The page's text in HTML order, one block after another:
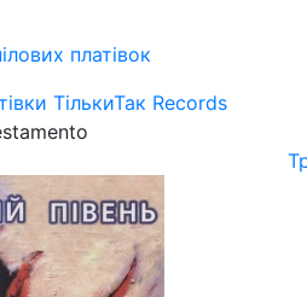
платівок
ТількиТак Records